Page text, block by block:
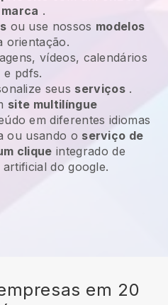
marca .
ou use nossos modelos
orientação.
vídeos, calendários
e pdfs.
seus serviços.
site multilíngue
em diferentes idiomas
ou usando o serviço de
clique integrado de
artificial do google.
em 20